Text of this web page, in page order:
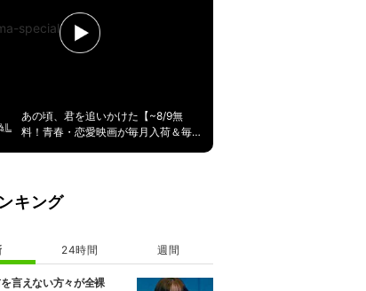
あの頃、君を追いかけた【~8/9無
料！青春・恋愛映画が毎月入荷＆毎
キング
24時間 週間
を言えない方々が全裸